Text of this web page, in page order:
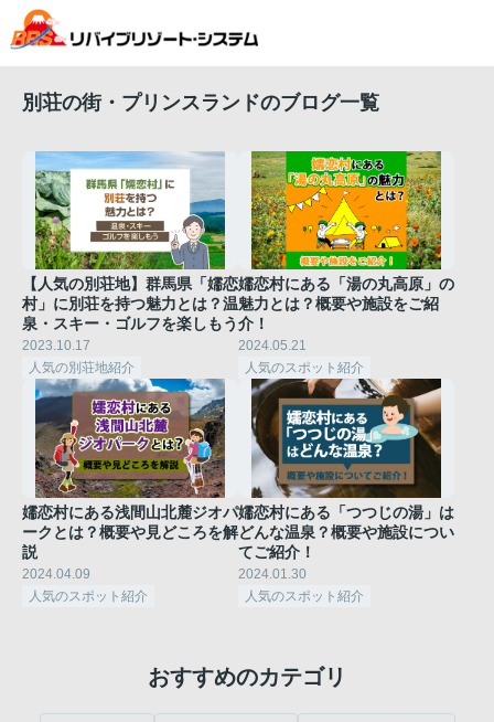
別荘の街・プリンスランドのブログ一覧
【人気の別荘地】群馬県「嬬恋
村」に別荘を持つ魅力とは？温
泉・スキー・ゴルフを楽しもう
2023.10.17
人気の別荘地紹介
嬬恋村にある「湯の丸高原」の
魅力とは？概要や施設をご紹
介！
2024.05.21
人気のスポット紹介
嬬恋村にある浅間山北麓ジオパ
ークとは？概要や見どころを解
説
2024.04.09
人気のスポット紹介
嬬恋村にある「つつじの湯」は
どんな温泉？概要や施設につい
てご紹介！
2024.01.30
人気のスポット紹介
おすすめのカテゴリ